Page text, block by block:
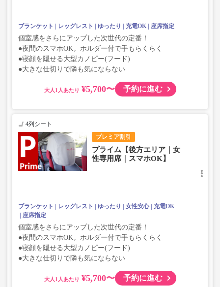
ブランケット レッグレスト ゆったり 充電OK 座席指定
個室感をさらにアップした次世代の定番！
●夜間のスマホOK。ホルダー付で手もらくらく
●寝顔を隠せる大型カノピー(フード)
●大きな仕切りで隣も気にならない
大人 ¥5,700〜 予約に進む
プレミア割引
4列シート
プライム【後方エリア｜女
性専用席｜スマホOK】
ブランケット レッグレスト ゆったり 女性安心
充電OK
座席指定
個室感をさらにアップした次世代の定番！
●夜間のスマホOK。ホルダー付で手もらくらく
●寝顔を隠せる大型カノピー(フード)
●大きな仕切りで隣も気にならない
大人 ¥5,700〜 予約に進む